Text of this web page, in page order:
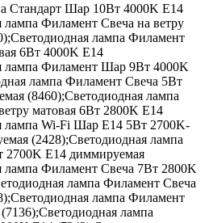
Стандарт Шар 10Вт 4000K E14
лампа Филамент Свеча на ветру
лампа Филамент
6Вт 4000K E14
лампа Филамент Шар 9Вт 4000K
лампа Филамент Свеча 5Вт
(8460);Светодиодная лампа
матовая 6Вт 2800K E14
лампа Wi-Fi Шар E14 5Вт 2700K-
(2428);Светодиодная лампа
2700K E14 диммируемая
лампа Филамент Свеча 7Вт 2800K
лампа Филамент Свеча
лампа Филамент
лампа